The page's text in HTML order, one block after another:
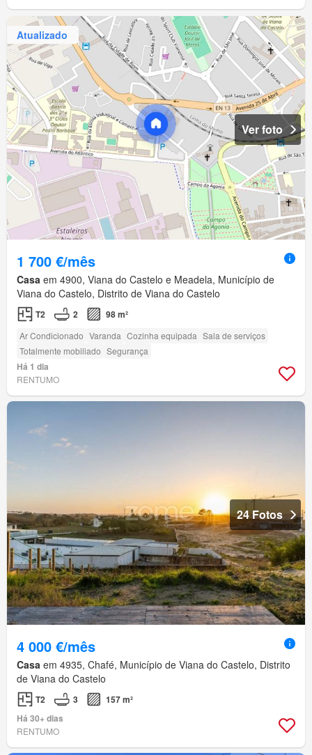
Atualizado
Ver foto
1 700 €/mês
Casa em 4900, Viana do Castelo e Meadela, Município de
Viana do Castelo, Distrito de Viana do Castelo
T2 2 98 m²
Ar Condicionado Varanda Cozinha equipada Sala de serviços
Totalmente mobiliado Segurança
Há 1 dia
RENTUMO
24 Fotos
4 000 €/mês
Casa em 4935, Chafé, Município de Viana do Castelo, Distrito
de Viana do Castelo
T2 3
157 m²
Há 30+ dias
RENTUMO